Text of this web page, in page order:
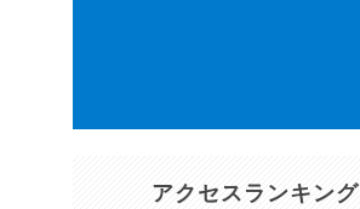
アクセスランキング